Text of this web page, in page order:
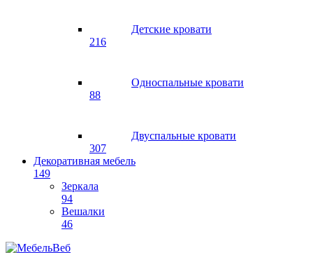
Детские кровати
216
Односпальные кровати
88
Двуспальные кровати
307
Декоративная мебель
149
Зеркала
94
Вешалки
46